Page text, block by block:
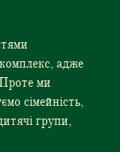
адже
ми
сімейність,
групи,